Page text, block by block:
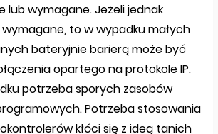
lub wymagane. Jeżeli jednak
to w wypadku małych
bateryjnie barierą może być
opartego na protokole IP.
potrzeba sporych zasobów
Potrzeba stosowania
kłóci się z ideą tanich